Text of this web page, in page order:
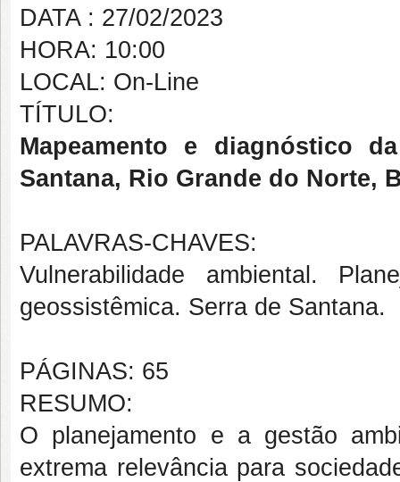
DATA : 27/02/2023
HORA: 10:00
LOCAL: On-Line
TÍTULO:
Mapeamento e diagnóstico
Santana, Rio Grande do Norte,
PALAVRAS-CHAVES:
Vulnerabilidade ambiental.
geossistêmica. Serra de Santana.
PÁGINAS: 65
RESUMO:
O planejamento e a gestão
extrema relevância para